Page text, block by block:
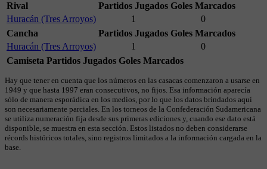
Rival
Partidos Jugados Goles Marcados
Huracán (Tres Arroyos)
1
0
Cancha
Partidos Jugados Goles Marcados
Huracán (Tres Arroyos)
1
0
Camiseta Partidos Jugados Goles Marcados
Hay que tener en cuenta que los números en las casacas comenzaron a usarse en
1949 y que hasta 1997 eran consecutivos, no fijos. Esa información aparecía
sólo de manera esporádica en los medios, por lo que los datos brindados aquí
son necesariamente parciales. En los torneos de la Confederación Sudamericana
se utiliza numeración fija desde sus primeras ediciones y, cuando ese dato está
disponible, se muestra en esta sección. Estos listados no deben considerarse
récords históricos totales, sino registros limitados a la información cargada en la
base.